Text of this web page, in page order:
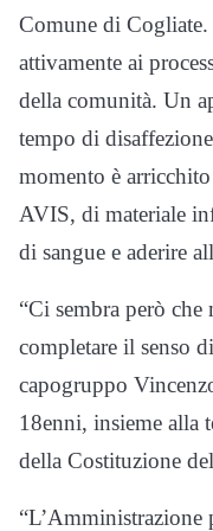
Comune di
attivamente ai
della comunità. Un
tempo di
momento è
AVIS, di materiale
di sangue e aderire
“Ci sembra però che
completare il senso
capogruppo
18enni, insieme alla
della Costituzione
“L’Amministrazione